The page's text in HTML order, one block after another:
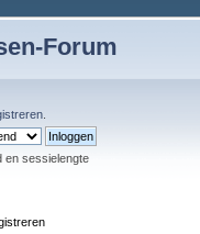
Forum
en sessielengte